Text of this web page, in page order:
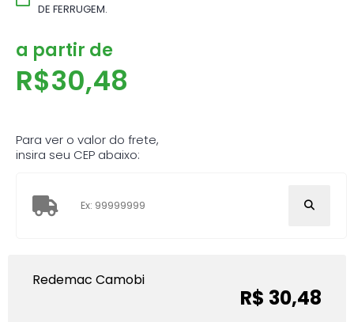
DE FERRUGEM.
a partir de
R$30,48
Para ver o valor do frete,
insira seu CEP abaixo:
Redemac Camobi
R$ 30,48